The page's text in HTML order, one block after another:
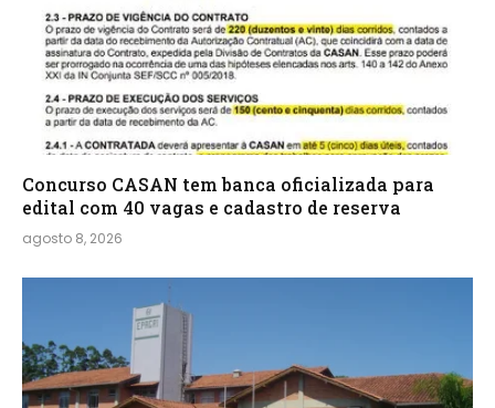
Concurso CASAN tem banca oficializada para
edital com 40 vagas e cadastro de reserva
agosto 8, 2026